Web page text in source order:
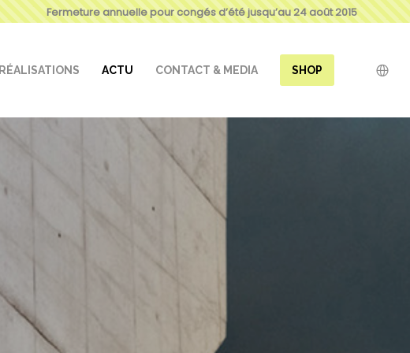
Fermeture annuelle pour congés d’été jusqu’au 24 août 2015
RÉALISATIONS ACTU CONTACT & MEDIA SHOP